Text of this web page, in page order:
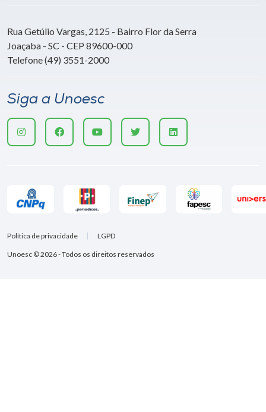
Rua Getúlio Vargas, 2125 - Bairro Flor da Serra
Joaçaba - SC - CEP 89600-000
Telefone (49) 3551-2000
Siga a Unoesc
Unoesc © 2026 - Todos os direitos reservados
Política de privacidade LGPD